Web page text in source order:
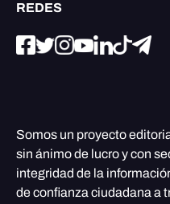
REDES
Somos un proyecto
sin ánimo de lucro y con
integridad de la
de confianza ciudadana a